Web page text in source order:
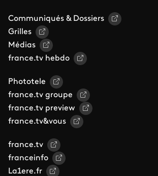
Communiqués & Dossiers
Grilles
Médias
france.tv hebdo
Phototele
france.tv groupe
france.tv preview
france.tv&vous
france.tv
franceinfo
La1ere.fr